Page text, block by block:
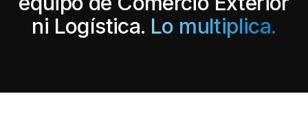
ni Logística. Lo multiplica.